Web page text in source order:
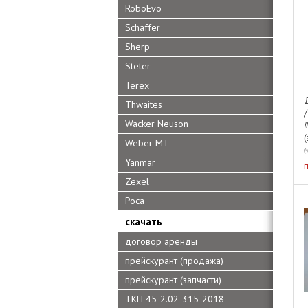
RoboEvo
Schaffer
Sherp
Steter
Terex
Thwaites
Wacker Neuson
Weber MT
Yanmar
Zexel
Роса
скачать
договор аренды
прейскурант (продажа)
прейскурант (запчасти)
ТКП 45-2.02-315-2018